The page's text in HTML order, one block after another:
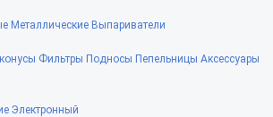
Металлические Выпариватели
Фильтры Подносы Пепельницы Аксессуары
Электронный